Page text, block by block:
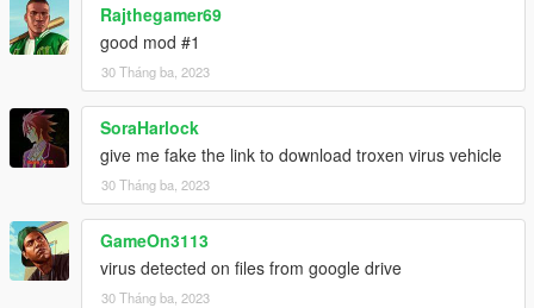
Rajthegamer69
good mod #1
30 Tháng ba, 2023
SoraHarlock
give me fake the link to download troxen virus vehicle
30 Tháng ba, 2023
GameOn3113
virus detected on files from google drive
30 Tháng ba, 2023